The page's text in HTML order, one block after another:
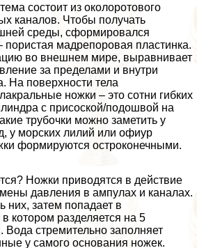
состоит из околоротового
каналов. Чтобы получать
среды, сформировался
пористая мадрепоровая пластинка.
во внешнем мире, выравнивает
за пределами и внутри
На поверхности тела
ножки – это сотни гибких
с присоской/подошвой на
трубочки можно заметить у
у морских лилий или офиур
формируются остроконечными.
Ножки приводятся в действие
давления в ампулах и каналах.
них, затем попадает в
котором разделяется на 5
Вода стремительно заполняет
у самого основания ножек.